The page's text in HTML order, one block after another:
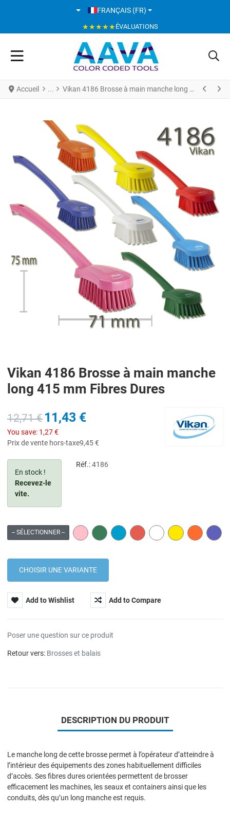
SÉLECTIONNEZ VOTRE LANGUE
FRANÇAIS (FR)
★★★★★ÉVALUATIONS
Accueil Vikan 4186 Brosse à main manche long 415 mm Fibres Dures
Vikan 4186 Brosse à main manche
long 415 mm Fibres Dures
12,71 € 11,43 €
You save: 1,27 €
Prix de vente hors-taxe9,45 €
En stock !
Recevez-le
vite.
Réf.:4186
-- SÉLECTIONNER -- PINK GREEN BLUE RED WHITE YELLOW ORANGE
Add to Wishlist Add to Compare
Poser une question sur ce produit
Retour vers: Brosses et balais
DESCRIPTION DU PRODUIT
Le manche long de cette brosse permet à l’opérateur d’atteindre à
l’intérieur des équipements des zones habituellement difficiles
d’accès. Ses fibres dures orientées permettent de brosser
efficacement les machines, les seaux et containers ainsi que les
conduits, dès qu’un long manche est requis.